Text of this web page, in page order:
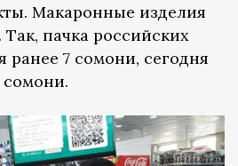
Макаронные изделия
пачка российских
ранее 7 сомони, сегодня
сомони.